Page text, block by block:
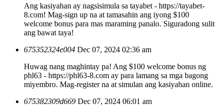
Ang kasiyahan ay nagsisimula sa tayabet - https://tayabet-
8.com! Mag-sign up na at tamasahin ang iyong $100
welcome bonus para mas maraming panalo. Siguradong sulit
ang bawat taya!
675352324e004 Dec 07, 2024 02:36 am
Huwag nang maghintay pa! Ang $100 welcome bonus ng
phl63 - https://phl63-8.com ay para lamang sa mga bagong
miyembro. Mag-register na at simulan ang kasiyahan online.
675382309d669 Dec 07, 2024 06:01 am